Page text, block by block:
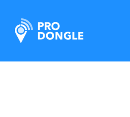
ProDongle Track & Trace